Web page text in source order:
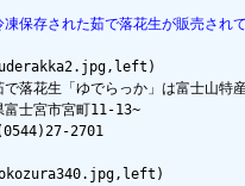
保存された茹で落花生が販売され
落花生「ゆでらっか」は富士山特
富士宮市宮町11-13~
2701